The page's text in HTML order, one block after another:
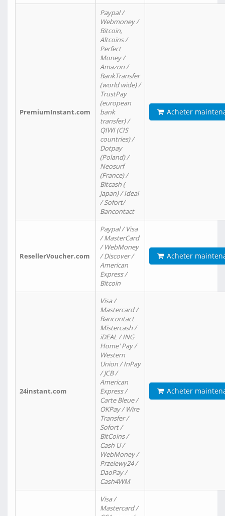
PremiumInstant.com
Paypal /
Webmoney /
Bitcoin,
Altcoins /
Perfect
Money /
Amazon /
BankTransfer
(world wide) /
TrustPay
(european
bank
transfer) /
QIWI (CIS
countries) /
Dotpay
(Poland) /
Neosurf
(France) /
Bitcash (
Japan) / Ideal
/ Sofort/
Bancontact
Acheter
ResellerVoucher.com
Paypal / Visa
/ MasterCard
/ WebMoney
/ Discover /
American
Express /
Bitcoin
Acheter
24instant.com
Visa /
Mastercard /
Bancontact
Mistercash /
iDEAL / ING
Home' Pay /
Western
Union / InPay
/ JCB /
American
Express /
Carte Bleue /
OKPay / Wire
Transfer /
Sofort /
BitCoins /
Cash U /
WebMoney /
Przelewy24 /
DaoPay /
Cash4WM
Acheter
Visa /
Mastercard /